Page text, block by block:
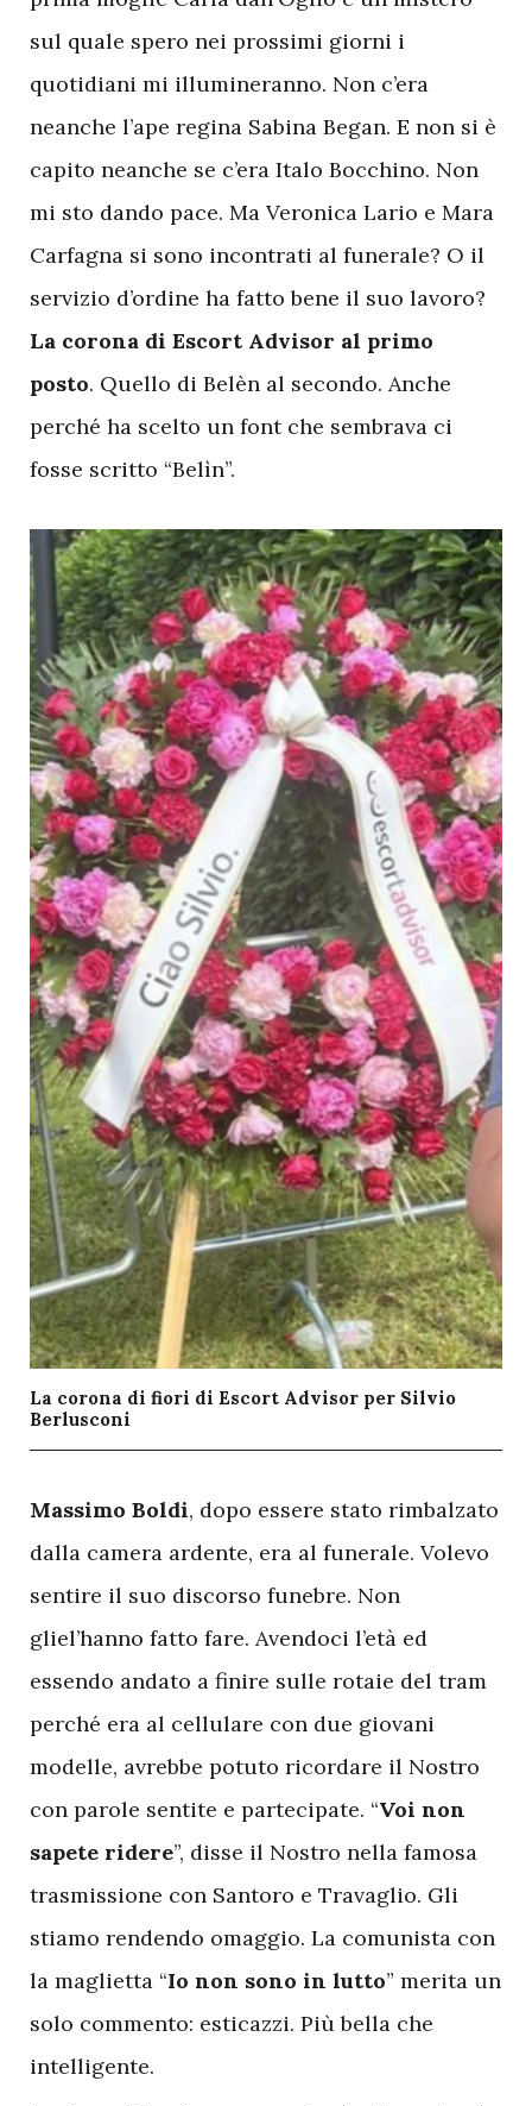
sul quale spero nei prossimi giorni i
quotidiani mi illumineranno. Non c’era
neanche l’ape regina Sabina Began. E non si è
capito neanche se c’era Italo Bocchino. Non
mi sto dando pace. Ma Veronica Lario e Mara
Carfagna si sono incontrati al funerale? O il
servizio d’ordine ha fatto bene il suo lavoro?
La corona di Escort Advisor al primo
posto. Quello di Belèn al secondo. Anche
perché ha scelto un font che sembrava ci
fosse scritto “Belìn”.
La corona di fiori di Escort Advisor per Silvio
Berlusconi
Massimo Boldi, dopo essere stato rimbalzato
dalla camera ardente, era al funerale. Volevo
sentire il suo discorso funebre. Non
gliel’hanno fatto fare. Avendoci l’età ed
essendo andato a finire sulle rotaie del tram
perché era al cellulare con due giovani
modelle, avrebbe potuto ricordare il Nostro
con parole sentite e partecipate. “Voi non
sapete ridere”, disse il Nostro nella famosa
trasmissione con Santoro e Travaglio. Gli
stiamo rendendo omaggio. La comunista con
la maglietta “Io non sono in lutto” merita un
solo commento: esticazzi. Più bella che
intelligente.